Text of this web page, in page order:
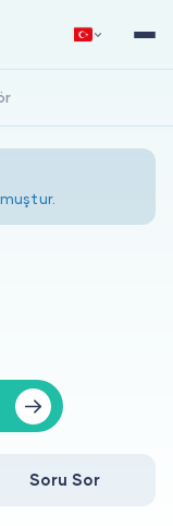
Giriş Yap
Soru Sor